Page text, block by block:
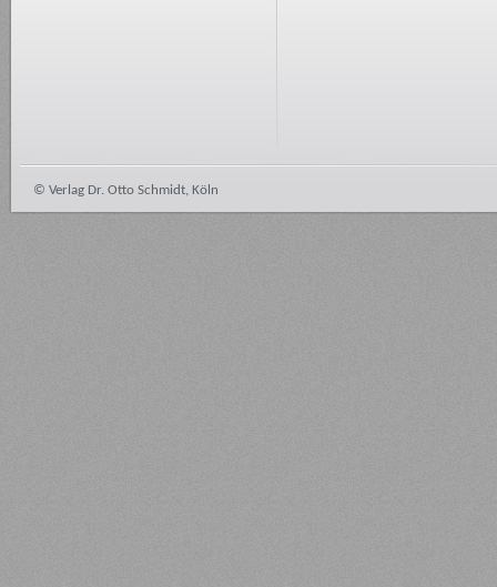
© Verlag Dr. Otto Schmidt, Köln